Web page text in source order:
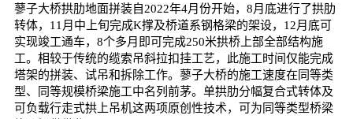
蓼子大桥拱肋地面拼装自2022年4月份开始，8月底进行了拱肋
转体，11月中上旬完成K撑及桥道系钢格梁的架设，12月底可
实现竣工通车，8个多月即可完成250米拱桥上部全部结构施
工。相较于传统的缆索吊斜拉扣挂工艺，此施工时间仅能完成
塔架的拼装、试吊和拆除工作。蓼子大桥的施工速度在同等类
型、同等规模桥梁施工中名列前茅。单拱肋分幅复合式转体及
可负载行走式拱上吊机这两项原创性技术，可为同等类型桥梁